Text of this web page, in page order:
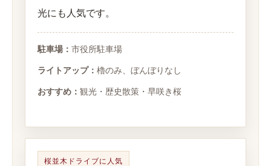
光にも人気です。
駐車場： 市役所駐車場
ライトアップ： 櫓のみ、ぼんぼりなし
おすすめ： 観光・歴史散策・早咲き桜
桜並木ドライブに人気